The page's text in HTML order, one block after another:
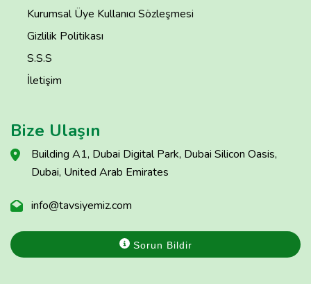
Kurumsal Üye Kullanıcı Sözleşmesi
Gizlilik Politikası
S.S.S
İletişim
Bize Ulaşın
Building A1, Dubai Digital Park, Dubai Silicon Oasis,
Dubai, United Arab Emirates
info@tavsiyemiz.com
Sorun Bildir